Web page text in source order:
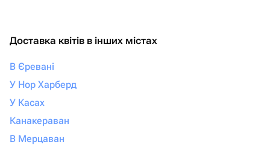
Доставка квітів в інших містах
В Єревані
У Нор Харберд
У Касах
Канакераван
В Мерцаван